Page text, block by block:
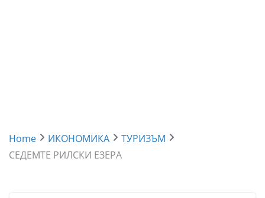
Home ИКОНОМИКА
ТУРИЗЪМ
СЕДЕМТЕ РИЛСКИ ЕЗЕРА